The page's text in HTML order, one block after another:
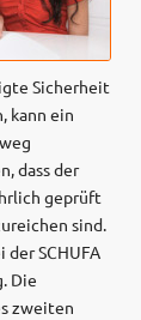
Sicherheit
kann ein
dass der
geprüft
sind.
SCHUFA
Die
zweiten